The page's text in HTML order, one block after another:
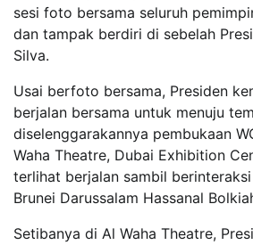
sesi foto bersama seluruh
dan tampak berdiri di sebelah
Silva.
Usai berfoto bersama, Presiden
berjalan bersama untuk menuju
diselenggarakannya pembukaan
Waha Theatre, Dubai Exhibition
terlihat berjalan sambil
Brunei Darussalam Hassanal
Setibanya di Al Waha Theatre,